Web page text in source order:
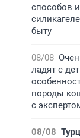
способов
быту
08/08
ладят с
породы
с
08/08